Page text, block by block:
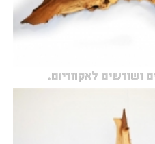
ושורשים לאקווריום.